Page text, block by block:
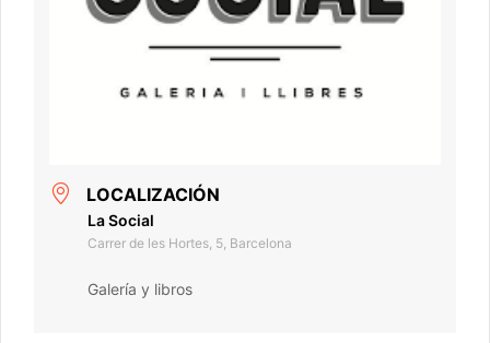
LOCALIZACIÓN
La Social
Carrer de les Hortes, 5, Barcelona
Galería y libros